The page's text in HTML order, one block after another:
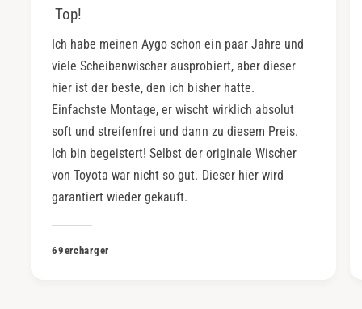
Top!
Ich habe meinen Aygo schon ein paar Jahre und
viele Scheibenwischer ausprobiert, aber dieser
hier ist der beste, den ich bisher hatte.
Einfachste Montage, er wischt wirklich absolut
soft und streifenfrei und dann zu diesem Preis.
Ich bin begeistert! Selbst der originale Wischer
von Toyota war nicht so gut. Dieser hier wird
garantiert wieder gekauft.
69ercharger